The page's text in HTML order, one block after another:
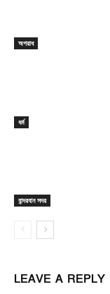
অপরাধ
ধর্ম
বান্দরবান সদর
LEAVE A REPLY